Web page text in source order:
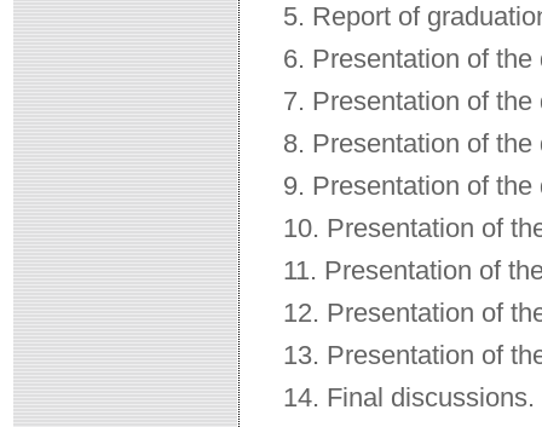
5. Report of
6. Presentation of
7. Presentation of
8. Presentation of
9. Presentation of
10. Presentation of
11. Presentation of
12. Presentation of
13. Presentation of
14. Final discussions.